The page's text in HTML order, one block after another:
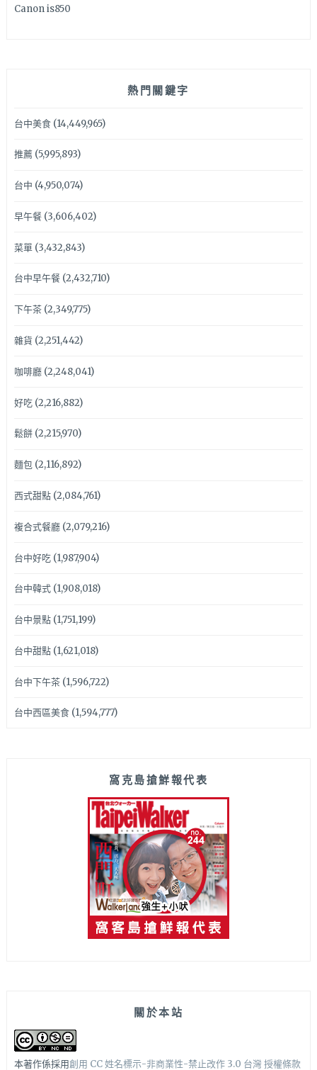
Canon is850
熱門關鍵字
台中美食(14,449,965)
推薦(5,995,893)
台中 (4,950,074)
早午餐(3,606,402)
菜單(3,432,843)
台中早午餐(2,432,710)
下午茶(2,349,775)
雜貨 (2,251,442)
咖啡廳(2,248,041)
好吃(2,216,882)
鬆餅(2,215,970)
麵包(2,116,892)
西式甜點(2,084,761)
複合式餐廳(2,079,216)
台中好吃(1,987,904)
台中韓式(1,908,018)
台中景點(1,751,199)
台中甜點(1,621,018)
台中下午茶(1,596,722)
台中西區美食(1,594,777)
窩克島搶鮮報代表
關於本站
本著作係採用創用 CC 姓名標示-非商業性-禁止改作 3.0 台灣 授權條款